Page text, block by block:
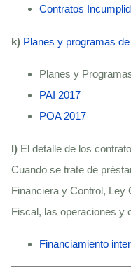
Contratos
k) Planes y programas
Planes y
PAI 2017
POA 2017
l) El detalle de los
Cuando se trate de
Financiera y Control, Ley
Fiscal, las operaciones y
Financiamiento